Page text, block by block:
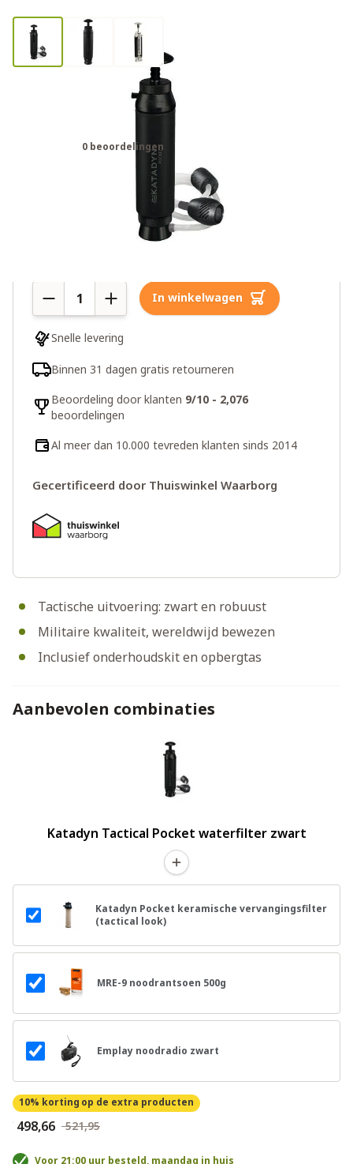
Katadyn Tactical Pocket
waterfilter zwart
0 beoordelingen
Tactische uitvoering: zwart en robuust
Militaire kwaliteit, wereldwijd bewezen
Inclusief onderhoudskit en opbergtas
In winkelwagen
Snelle levering
Binnen 31 dagen gratis retourneren
Beoordeling door klanten 9/10 - 2,076
beoordelingen
Al meer dan 10.000 tevreden klanten sinds 2014
Gecertificeerd door Thuiswinkel Waarborg
Aanbevolen combinaties
Katadyn Tactical Pocket waterfilter zwart
Katadyn Pocket keramische vervangingsfilter
(tactical look)
MRE-9 noodrantsoen 500g
Emplay noodradio zwart
10% korting op de extra producten
€ 498,66 € 521,95
Voor 21:00 uur besteld, maandag in huis